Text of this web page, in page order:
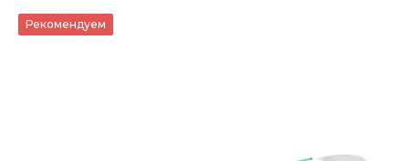
Рекомендуем